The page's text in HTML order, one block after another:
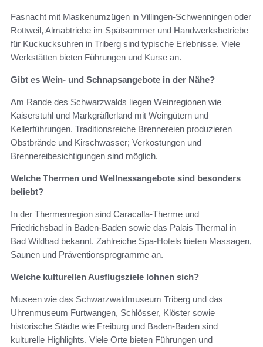
Fasnacht mit Maskenumzügen in Villingen-Schwenningen oder
Rottweil, Almabtriebe im Spätsommer und Handwerksbetriebe
für Kuckucksuhren in Triberg sind typische Erlebnisse. Viele
Werkstätten bieten Führungen und Kurse an.
Gibt es Wein- und Schnapsangebote in der Nähe?
Am Rande des Schwarzwalds liegen Weinregionen wie
Kaiserstuhl und Markgräflerland mit Weingütern und
Kellerführungen. Traditionsreiche Brennereien produzieren
Obstbrände und Kirschwasser; Verkostungen und
Brennereibesichtigungen sind möglich.
Welche Thermen und Wellnessangebote sind besonders
beliebt?
In der Thermenregion sind Caracalla-Therme und
Friedrichsbad in Baden-Baden sowie das Palais Thermal in
Bad Wildbad bekannt. Zahlreiche Spa-Hotels bieten Massagen,
Saunen und Präventionsprogramme an.
Welche kulturellen Ausflugsziele lohnen sich?
Museen wie das Schwarzwaldmuseum Triberg und das
Uhrenmuseum Furtwangen, Schlösser, Klöster sowie
historische Städte wie Freiburg und Baden-Baden sind
kulturelle Highlights. Viele Orte bieten Führungen und